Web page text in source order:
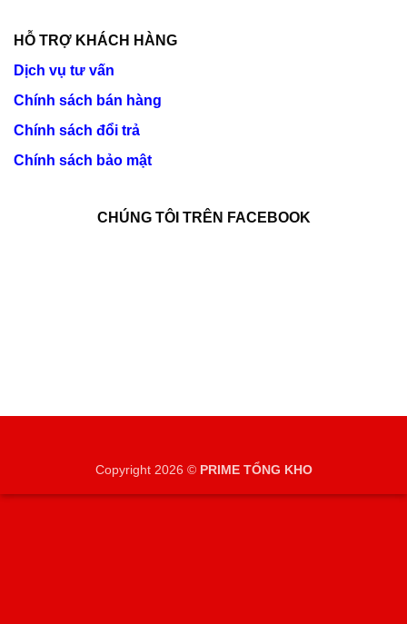
HỖ TRỢ KHÁCH HÀNG
Dịch vụ tư vấn
Chính sách bán hàng
Chính sách đổi trả
Chính sách bảo mật
CHÚNG TÔI TRÊN FACEBOOK
Copyright 2026 © PRIME TỔNG KHO